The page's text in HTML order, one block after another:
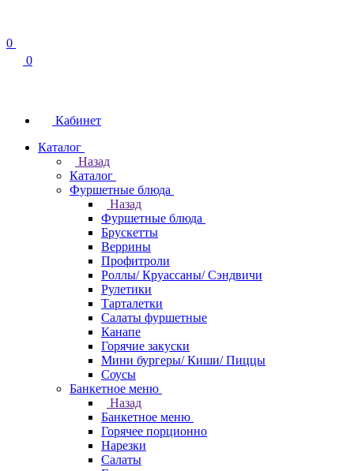
0
0
Кабинет
Каталог
Назад
Каталог
Фуршетные блюда
Назад
Фуршетные блюда
Брускетты
Веррины
Профитроли
Роллы/ Круассаны/ Сэндвичи
Рулетики
Тарталетки
Салаты фуршетные
Канапе
Горячие закуски
Мини бургеры/ Киши/ Пиццы
Соусы
Банкетное меню
Назад
Банкетное меню
Горячее порционно
Нарезки
Салаты